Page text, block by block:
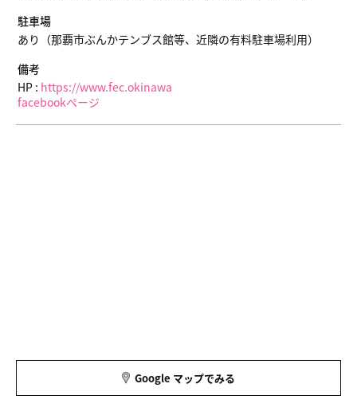
駐車場
あり（那覇市ぶんかテンブス館等、近隣の有料駐車場利用）
備考
HP : https://www.fec.okinawa
facebookページ
Google マップでみる